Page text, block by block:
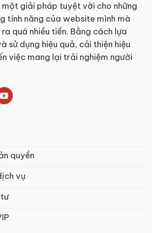
một giải pháp tuyệt vời cho những
tính năng của website mình mà
quá nhiều tiền. Bằng cách lựa
sử dụng hiệu quả, cải thiện hiệu
việc mang lại trải nghiệm người
quyền
vụ